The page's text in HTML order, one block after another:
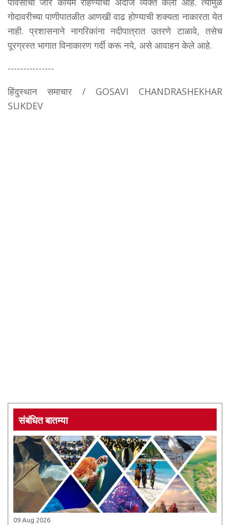
गोदावरीच्या पाणीपातळीत आणखी वाढ होण्याची शक्यता नाकारता येत
नाही. प्रशासनाने नागरिकांना नदीपात्रात उतरणे टाळावे, तसेच
पूरग्रस्त भागात विनाकारण गर्दी करू नये, असे आवाहन केले आहे.
---------------
हिंदुस्थान समाचार / GOSAVI CHANDRASHEKHAR
SUKDEV
संबंधित बातम्या
09 Aug 2026